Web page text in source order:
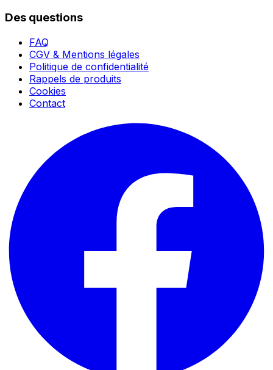
Des questions
FAQ
CGV & Mentions légales
Politique de confidentialité
Rappels de produits
Cookies
Contact